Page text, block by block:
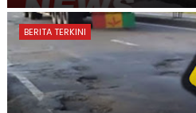
BERITA TERKINI